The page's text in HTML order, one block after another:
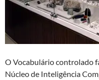
O Vocabulário controlado
Núcleo de Inteligência